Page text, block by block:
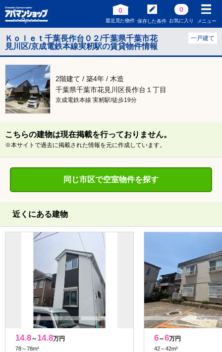
0
最近見た物件 保存した条件
0
お気に入り メニュー
Ｋｏｌｅｔ千葉長作台０２/千葉県千葉市花
見川区/京成電鉄本線実籾駅の賃貸物件情報
一戸建て
2階建て / 築4年 / 木造
千葉県千葉市花見川区長作台１丁目
京成電鉄本線 実籾駅/徒歩19分
こちらの建物は現在掲載を行っておりません。
※本サイトで過去に掲載された情報を元に作成しています。
同じ市区で空室物件を探す
近くにある建物
14.8～ 14.8万円
78～78m²
6～6万円
42～42m²